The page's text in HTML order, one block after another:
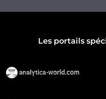
Les portails